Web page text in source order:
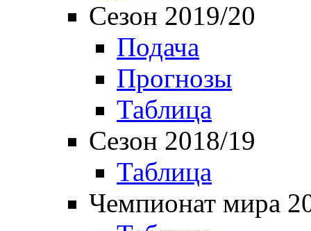
Сезон 2019/20
Подача
Прогнозы
Таблица
Сезон 2018/19
Таблица
Чемпионат мира